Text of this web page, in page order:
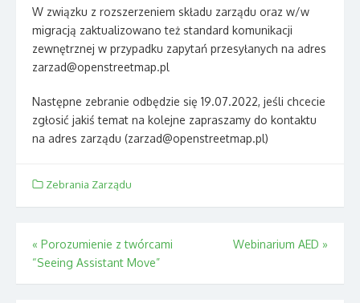
W związku z rozszerzeniem składu zarządu oraz w/w
migracją zaktualizowano też standard komunikacji
zewnętrznej w przypadku zapytań przesyłanych na adres
zarzad@openstreetmap.pl
Następne zebranie odbędzie się 19.07.2022, jeśli chcecie
zgłosić jakiś temat na kolejne zapraszamy do kontaktu
na adres zarządu (zarzad@openstreetmap.pl)
Zebrania Zarządu
Nawigacja
wpisu
« Porozumienie z twórcami
“Seeing Assistant Move”
Webinarium AED »